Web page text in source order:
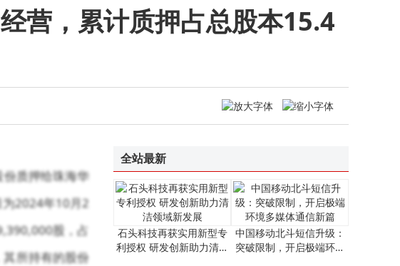
NAND闪存供应告急价格半年翻倍
中国电信携手多方完成2万公里中轨NTN在轨验证
未来十年科技新图景：智能硬件跃迁、AI赋能与网络无感化变革
营，累计质押占总股本15.4
质押给珠海华
为2024年10月2
股，占
所持有的股份
全站最新
石头科技再获实用新型专
利授权 研发创新助力清洁
中国移动北斗短信升级：
突破限制，开启极端环境